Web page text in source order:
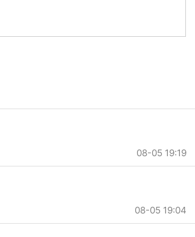
08-05 19:19
08-05 19:04